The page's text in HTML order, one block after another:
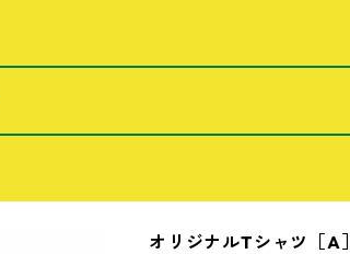
オリジナルTシャツ［A